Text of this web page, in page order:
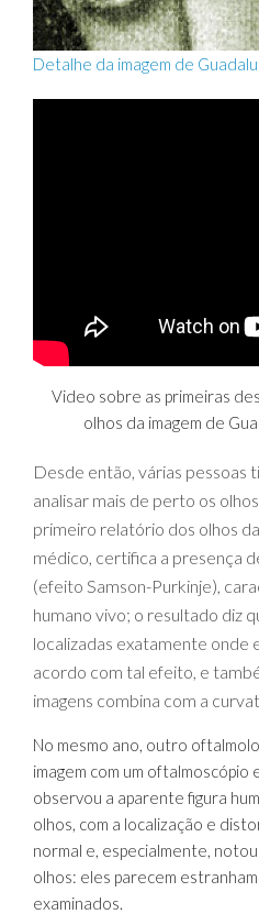
Detalhe da imagem de
Video sobre as primeiras
olhos da imagem de
Desde então, várias pessoas
analisar mais de perto os
primeiro relatório dos olhos
médico, certifica a presença
(efeito Samson-Purkinje),
humano vivo; o resultado diz
localizadas exatamente onde
acordo com tal efeito, e
imagens combina com a
No mesmo ano, outro
imagem com um oftalmoscópio
observou a aparente figura
olhos, com a localização e
normal e, especialmente,
olhos: eles parecem
examinados.